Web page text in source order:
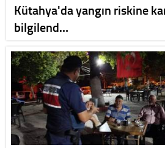
Kütahya'da yangın riskine
bilgilend…